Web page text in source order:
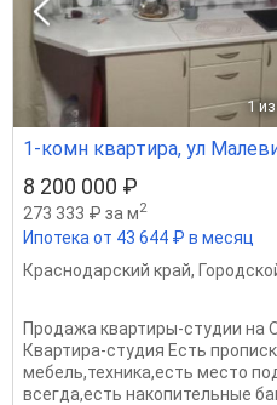
1
1-комн квартира, ул
8 200 000 ₽
273 333 ₽ за м2
Ипотека от 43 644 ₽ в месяц
Краснодарский край,
Продажа квартиры-студии на
Квартира-студия Есть
мебель,техника,есть место
всегда,есть накопительные